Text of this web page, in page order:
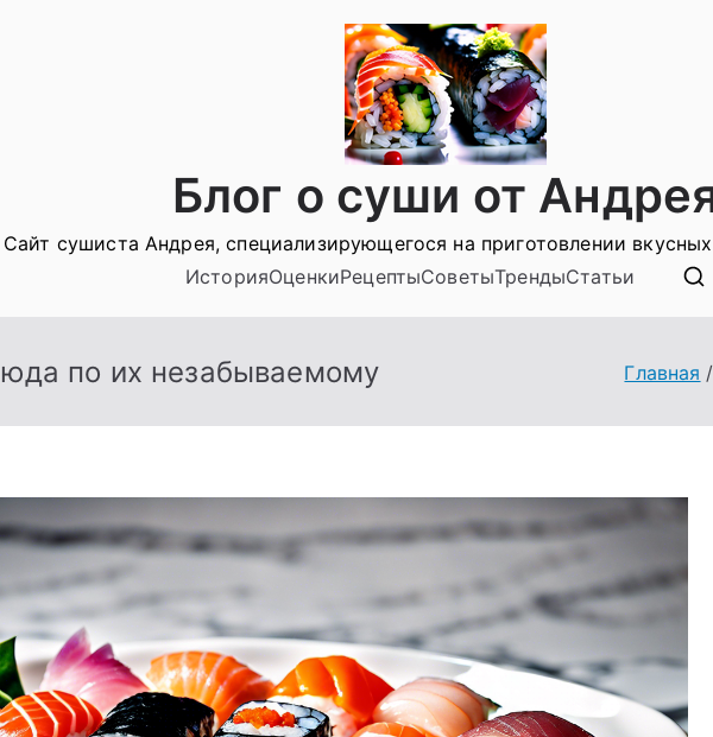
Блог о суши от
Сайт сушиста Андрея, специализирующегося на приготовлении
ИсторияОценкиРецептыСоветыТрендыСтатьи
по их незабываемому Главная